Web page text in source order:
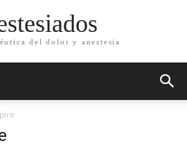
del dolor y anestesia